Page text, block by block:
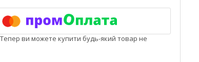
Тепер ви можете купити будь-який товар не